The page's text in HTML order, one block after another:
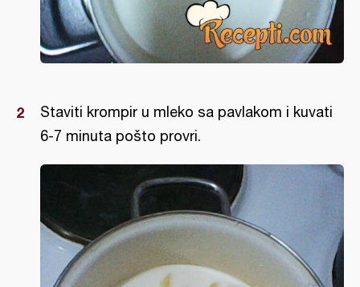
Staviti krompir u mleko sa pavlakom i kuvati
6-7 minuta pošto provri.